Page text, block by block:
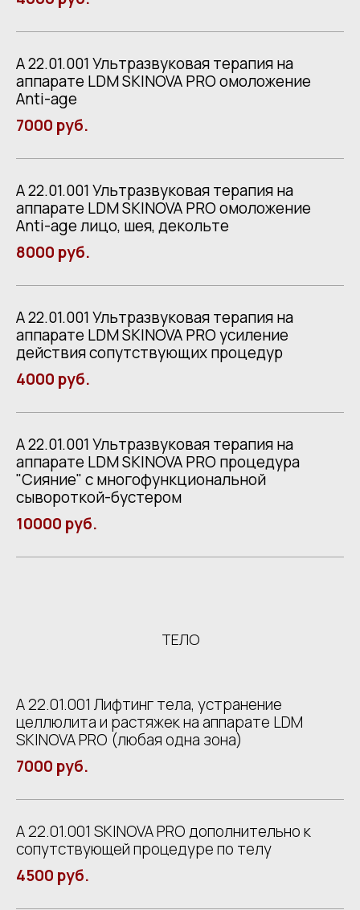
А 22.01.001 Ультразвуковая терапия на
аппарате LDM SKINOVA PRO омоложение
Anti-age
7000 руб.
А 22.01.001 Ультразвуковая терапия на
аппарате LDM SKINOVA PRO омоложение
Anti-age лицо, шея, декольте
8000 руб.
А 22.01.001 Ультразвуковая терапия на
аппарате LDM SKINOVA PRO усиление
действия сопутствующих процедур
4000 руб.
А 22.01.001 Ультразвуковая терапия на
аппарате LDM SKINOVA PRO процедура
"Сияние" с многофункциональной
сывороткой-бустером
10000 руб.
ТЕЛО
А 22.01.001 Лифтинг тела, устранение
целлюлита и растяжек на аппарате LDM
SKINOVA PRO (любая одна зона)
7000 руб.
А 22.01.001 SKINOVA PRO дополнительно к
сопутствующей процедуре по телу
4500 руб.